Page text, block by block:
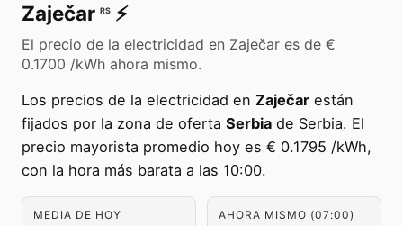
Zaječar RS ⚡️
El precio de la electricidad en Zaječar es de €
0.1700 /kWh ahora mismo.
Los precios de la electricidad en Zaječar están
fijados por la zona de oferta Serbia de Serbia. El
precio mayorista promedio hoy es € 0.1795 /kWh,
con la hora más barata a las 10:00.
MEDIA DE HOY AHORA MISMO (07:00)